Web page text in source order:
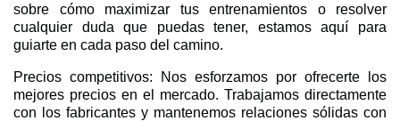
sobre cómo maximizar tus entrenamientos o resolver
cualquier duda que puedas tener, estamos aquí para
guiarte en cada paso del camino.
Precios competitivos: Nos esforzamos por ofrecerte los
mejores precios en el mercado. Trabajamos directamente
con los fabricantes y mantenemos relaciones sólidas con